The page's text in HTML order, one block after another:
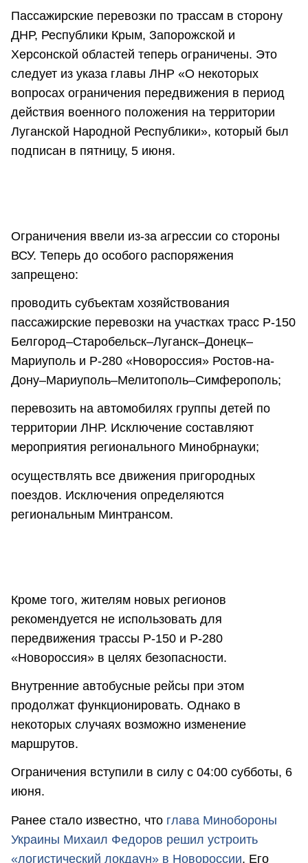
Пассажирские перевозки по трассам в сторону
ДНР, Республики Крым, Запорожской и
Херсонской областей теперь ограничены. Это
следует из указа главы ЛНР «О некоторых
вопросах ограничения передвижения в период
действия военного положения на территории
Луганской Народной Республики», который был
подписан в пятницу, 5 июня.
Ограничения ввели из-за агрессии со стороны
ВСУ. Теперь до особого распоряжения
запрещено:
проводить субъектам хозяйствования
пассажирские перевозки на участках трасс Р-150
Белгород–Старобельск–Луганск–Донецк–
Мариуполь и Р-280 «Новороссия» Ростов-на-
Дону–Мариуполь–Мелитополь–Симферополь;
перевозить на автомобилях группы детей по
территории ЛНР. Исключение составляют
мероприятия регионального Минобрнауки;
осуществлять все движения пригородных
поездов. Исключения определяются
региональным Минтрансом.
Кроме того, жителям новых регионов
рекомендуется не использовать для
передвижения трассы Р-150 и Р-280
«Новороссия» в целях безопасности.
Внутренние автобусные рейсы при этом
продолжат функционировать. Однако в
некоторых случаях возможно изменение
маршрутов.
Ограничения вступили в силу с 04:00 субботы, 6
июня.
Ранее стало известно, что глава Минобороны
Украины Михаил Федоров решил устроить
«логистический локдаун» в Новороссии. Его